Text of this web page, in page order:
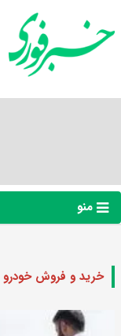
منو
خرید و فروش خودرو